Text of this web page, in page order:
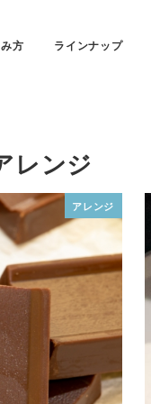
方 ラインナップ
レンジ
アレンジ